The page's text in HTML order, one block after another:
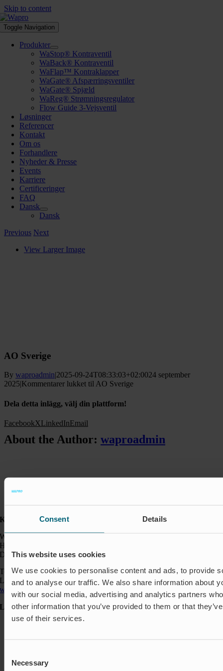
Consent Details
This website uses cookies
We use cookies to personalise content and ads, to provide
and to analyse our traffic. We also share information about
with our social media, advertising and analytics partners
other information that you’ve provided to them or that
use of their services.
Selection
Necessary
Skip to content
Toggle Navigation
Produkter
WaStop® Kontraventil
WaBack® Kontraventil
WaFlap™ Kontraklapper
WaGate® Afspærringsventiler
WaGate® Spjæld
WaReg® Strømningsregulator
Flow Guide 3-Vejsventil
Løsninger
Referencer
Kontakt
Om os
Forhandlere
Nyheder & Presse
Events
Karriere
Certificeringer
FAQ
Dansk
Dansk
Previous Next
View Larger Image
AO Sverige
By waproadmin|2025-09-24T08:33:03+02:0024 september
2025|Kommentarer lukket til AO Sverige
Dela detta inlägg, välj din plattform!
FacebookXLinkedInEmail
About the Author: waproadmin
Kontakt:
Wapro A/S
Hjorslevvej 27,
DK-5450 Otterup
Telefon: +45 64 82 40 00
Logistik: +45 64 82 40 00
wapro@wapro.com
Løsninger
Akvakultur
Insektbeskyttelse & Lugtkontrol
Strømningsregulering